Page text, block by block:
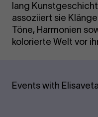
lang
assoziiert sie
Töne, Harmonien
kolorierte Welt vor
Events with